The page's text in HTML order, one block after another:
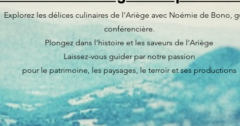
Explorez les délices culinaires de l'Ariège avec Noémie de Bono,
conférencière.
Plongez dans l'histoire et les saveurs de l'Ariège
Laissez-vous guider par notre passion
pour le patrimoine, les paysages, le terroir et ses productions